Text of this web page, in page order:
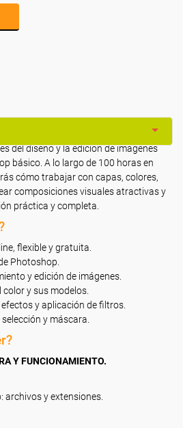
del diseño y la edición de imágenes
básico. A lo largo de 100 horas en
cómo trabajar con capas, colores,
composiciones visuales atractivas y
práctica y completa.
flexible y gratuita.
Photoshop.
y edición de imágenes.
y sus modelos.
y aplicación de filtros.
y máscara.
Y FUNCIONAMIENTO.
archivos y extensiones.